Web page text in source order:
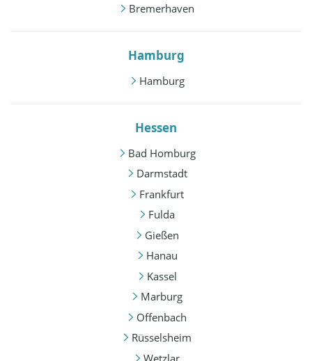
Bremerhaven
Hamburg
Hamburg
Hessen
Bad Homburg
Darmstadt
Frankfurt
Fulda
Gießen
Hanau
Kassel
Marburg
Offenbach
Rüsselsheim
Wetzlar